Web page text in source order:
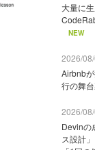
大量に
NEW
2026/
Airbnb
行の舞
2026/
Devinの
ス設計